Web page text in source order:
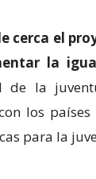
cerca el
la
de la
los
para la